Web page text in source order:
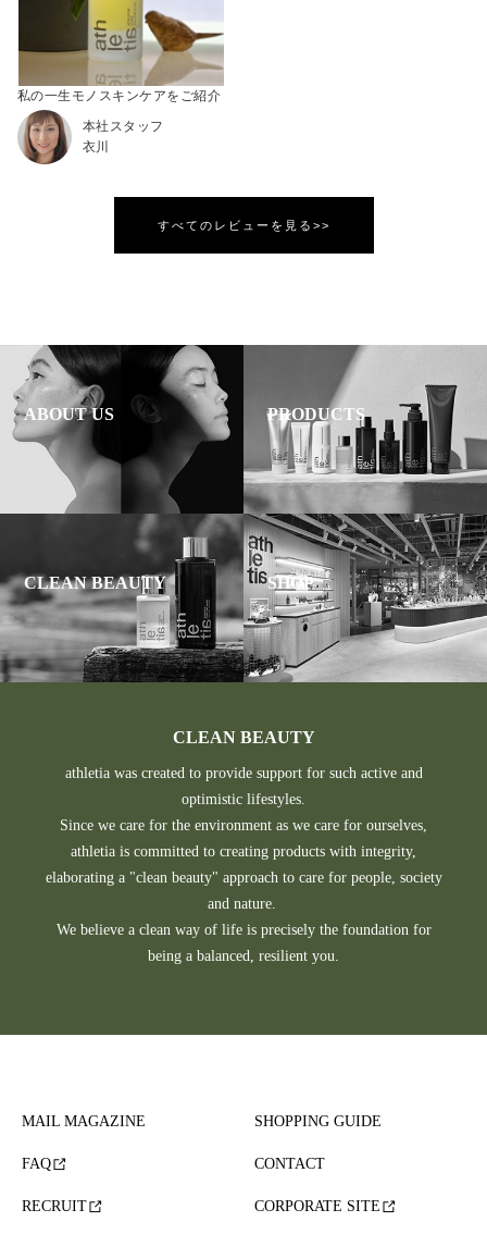
私の一生モノスキンケアをご紹介
本社スタッフ
衣川
すべてのレビューを見る>>
ABOUT US PRODUCTS
CLEAN BEAUTY SHOP
CLEAN BEAUTY
athletia was created to provide support for such active and
optimistic lifestyles.
Since we care for the environment as we care for ourselves,
athletia is committed to creating products with integrity,
elaborating a "clean beauty" approach to care for people, society
and nature.
We believe a clean way of life is precisely the foundation for
being a balanced, resilient you.
MAIL MAGAZINE SHOPPING GUIDE
FAQ CONTACT
RECRUIT CORPORATE SITE